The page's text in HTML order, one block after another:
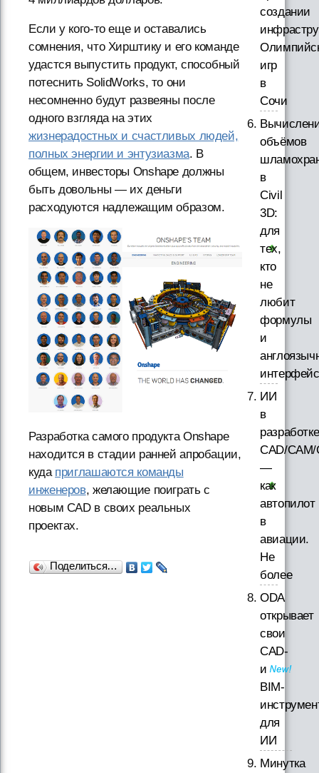
Если у кого-то еще и оставались
сомнения, что Хирштику и его команде
удастся выпустить продукт, способный
потеснить SolidWorks, то они
несомненно будут развеяны после
одного взгляда на этих
жизнерадостных и счастливых людей,
полных энергии и энтузиазма. В
общем, инвесторы Onshape должны
быть довольны — их деньги
расходуются надлежащим образом.
Разработка самого продукта Onshape
находится в стадии ранней апробации,
куда приглашаются команды
инженеров, желающие поиграть с
новым CAD в своих реальных
проектах.
Поделиться…
создании
игр
в
Сочи
объёмов
в
Civil
3D:
для
тех,
кто
не
любит
формулы
и
ИИ
в
разработке
CAD/
—
как
автопилот
в
авиации.
Не
более
ODA
открывает
свои
CAD-
и
BIM-
для
ИИ
Минутка